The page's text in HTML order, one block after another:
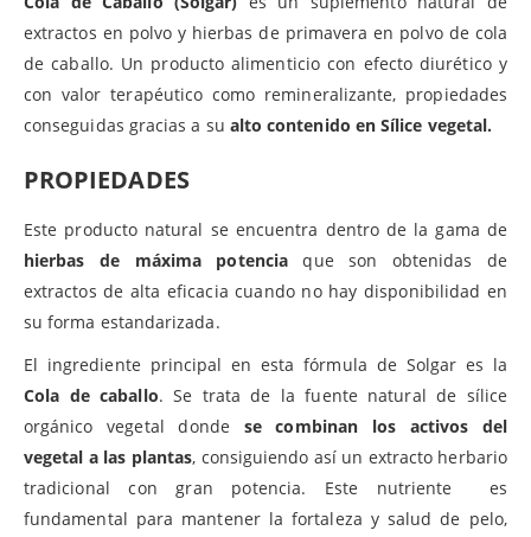
extractos en polvo y hierbas de primavera en polvo de cola
de caballo. Un producto alimenticio con efecto diurético y
con valor terapéutico como remineralizante, propiedades
conseguidas gracias a su alto contenido en Sílice vegetal.
PROPIEDADES
Este producto natural se encuentra dentro de la gama de
hierbas de máxima potenciaque son obtenidas de
extractos de alta eficacia cuando no hay disponibilidad en
su forma estandarizada.
El ingrediente principal en esta fórmula de Solgar es la
Cola de caballo. Se trata de la fuente natural de sílice
orgánico vegetal donde se combinan los activos del
vegetal a las plantas, consiguiendo así un extracto herbario
tradicional con gran potencia. Este nutriente es
fundamental para mantener la fortaleza y salud de pelo,